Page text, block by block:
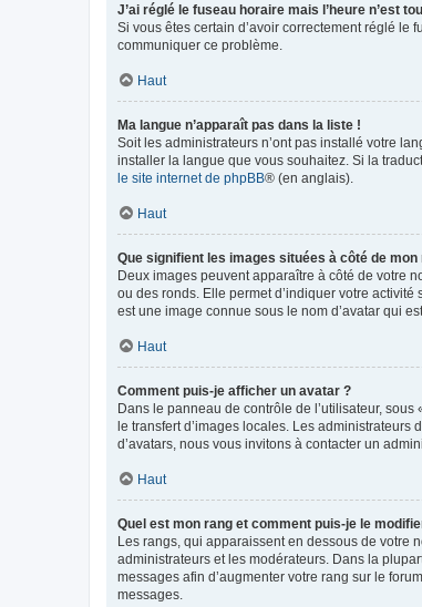
J’ai réglé le fuseau horaire mais l’heure n’est
Si vous êtes certain d’avoir correctement réglé le
communiquer ce problème.
Haut
Ma langue n’apparaît pas dans la liste !
Soit les administrateurs n’ont pas installé votre
installer la langue que vous souhaitez. Si la
le site internet de phpBB® (en anglais).
Haut
Que signifient les images situées à côté de mon
Deux images peuvent apparaître à côté de votre
ou des ronds. Elle permet d’indiquer votre
est une image connue sous le nom d’avatar qui
Haut
Comment puis-je afficher un avatar ?
Dans le panneau de contrôle de l’utilisateur,
le transfert d’images locales. Les
d’avatars, nous vous invitons à contacter un
Haut
Quel est mon rang et comment puis-je le
Les rangs, qui apparaissent en dessous de votre
administrateurs et les modérateurs. Dans la
messages afin d’augmenter votre rang sur le
messages.